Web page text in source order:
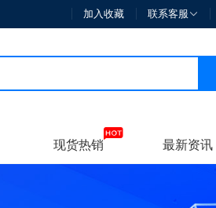
加入收藏 联系客服 
现货热销 最新资讯